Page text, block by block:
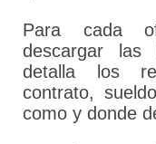
Para cada
descargar las
detalla los
contrato,
como y donde